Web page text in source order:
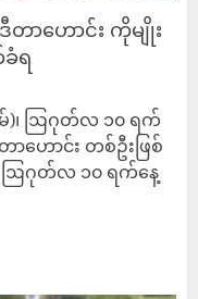
ာဟောင်း ကိုမျိုး
ရ
မ်)၊ ဩဂုတ်လ ၁၀ ရက်
ဟောင်း တစ်ဦးဖြစ်
ဩဂုတ်လ ၁၀ ရက်နေ့